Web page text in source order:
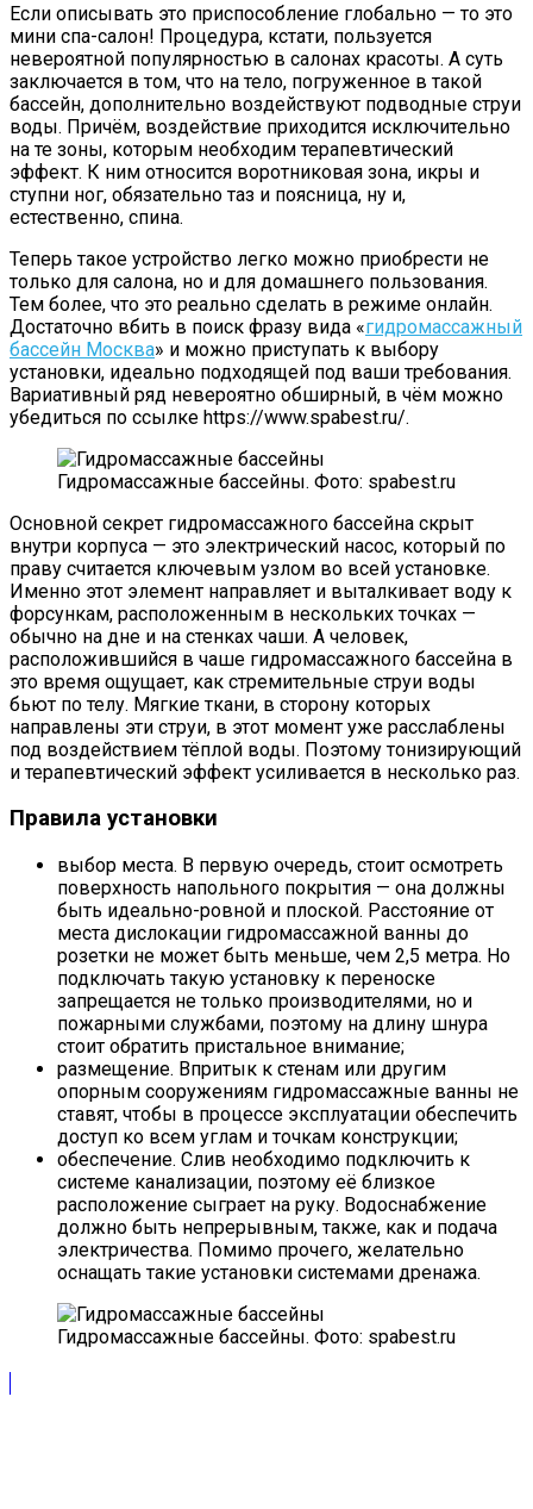
Если описывать это приспособление глобально — то это
мини спа-салон! Процедура, кстати, пользуется
невероятной популярностью в салонах красоты. А суть
заключается в том, что на тело, погруженное в такой
бассейн, дополнительно воздействуют подводные струи
воды. Причём, воздействие приходится исключительно
на те зоны, которым необходим терапевтический
эффект. К ним относится воротниковая зона, икры и
ступни ног, обязательно таз и поясница, ну и,
естественно, спина.
Теперь такое устройство легко можно приобрести не
только для салона, но и для домашнего пользования.
Тем более, что это реально сделать в режиме онлайн.
Достаточно вбить в поиск фразу вида «гидромассажный
бассейн Москва» и можно приступать к выбору
установки, идеально подходящей под ваши требования.
Вариативный ряд невероятно обширный, в чём можно
убедиться по ссылке https://www.spabest.ru/.
Гидромассажные бассейны. Фото: spabest.ru
Основной секрет гидромассажного бассейна скрыт
внутри корпуса — это электрический насос, который по
праву считается ключевым узлом во всей установке.
Именно этот элемент направляет и выталкивает воду к
форсункам, расположенным в нескольких точках —
обычно на дне и на стенках чаши. А человек,
расположившийся в чаше гидромассажного бассейна в
это время ощущает, как стремительные струи воды
бьют по телу. Мягкие ткани, в сторону которых
направлены эти струи, в этот момент уже расслаблены
под воздействием тёплой воды. Поэтому тонизирующий
и терапевтический эффект усиливается в несколько раз.
Правила установки
выбор места. В первую очередь, стоит осмотреть
поверхность напольного покрытия — она должны
быть идеально-ровной и плоской. Расстояние от
места дислокации гидромассажной ванны до
розетки не может быть меньше, чем 2,5 метра. Но
подключать такую установку к переноске
запрещается не только производителями, но и
пожарными службами, поэтому на длину шнура
стоит обратить пристальное внимание;
размещение. Впритык к стенам или другим
опорным сооружениям гидромассажные ванны не
ставят, чтобы в процессе эксплуатации обеспечить
доступ ко всем углам и точкам конструкции;
обеспечение. Слив необходимо подключить к
системе канализации, поэтому её близкое
расположение сыграет на руку. Водоснабжение
должно быть непрерывным, также, как и подача
электричества. Помимо прочего, желательно
оснащать такие установки системами дренажа.
Гидромассажные бассейны. Фото: spabest.ru